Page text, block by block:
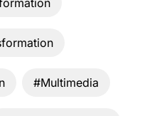
#Multimedia